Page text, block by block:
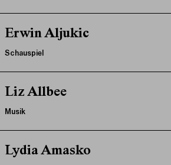
Erwin Aljukic
Schauspiel
Liz Allbee
Musik
Lydia Amasko